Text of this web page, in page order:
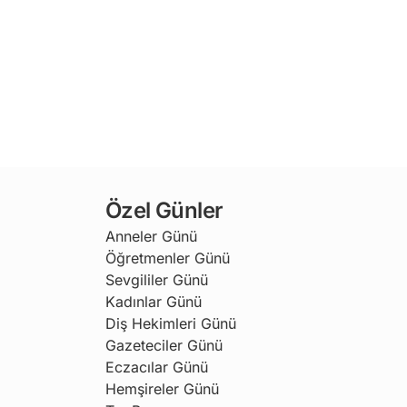
Özel Günler
Anneler Günü
Öğretmenler Günü
Sevgililer Günü
Kadınlar Günü
Diş Hekimleri Günü
Gazeteciler Günü
Eczacılar Günü
Hemşireler Günü